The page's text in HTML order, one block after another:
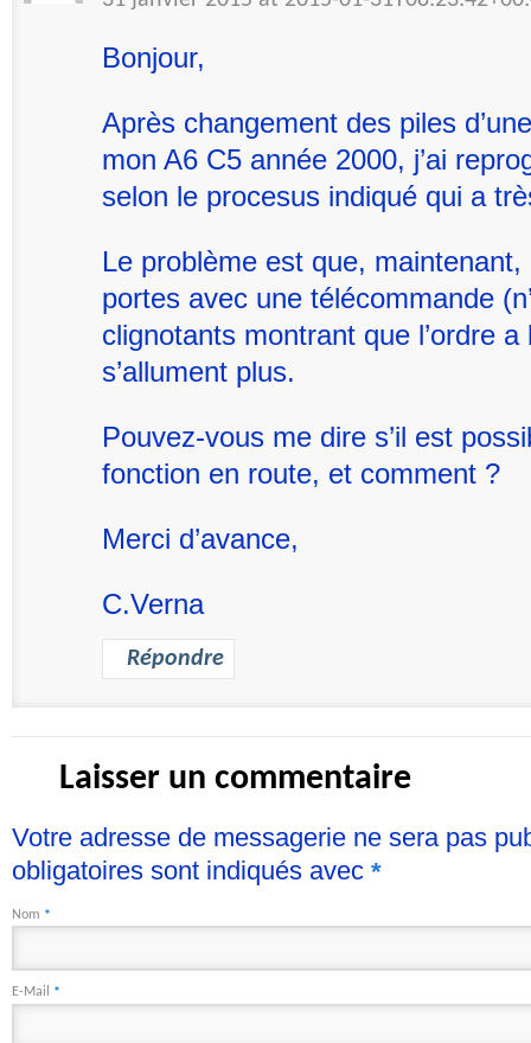
Bonjour,
Après changement des piles
mon A6 C5 année 2000, j’ai
selon le procesus indiqué qui a
Le problème est que,
portes avec une télécommande
clignotants montrant que l’ordre
s’allument plus.
Pouvez-vous me dire s’il est
fonction en route, et comment ?
Merci d’avance,
C.Verna
Répondre
Laisser un commentaire
Votre adresse de messagerie ne sera pas
obligatoires sont indiqués avec *
Nom *
E-Mail *